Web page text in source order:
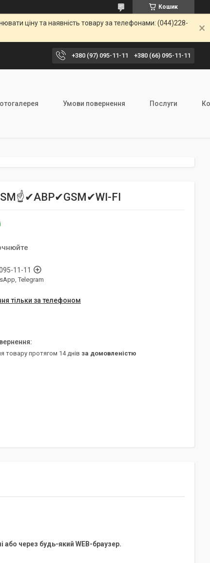
Кошик
ціну та наявність товару за телефонами: (044)228-
+380 (97) 095-11-11 +380 (66) 095-11-11
Умови повернення Послуги
FI
11-11
Telegram
тільки за телефоном
товару протягом 14 днів за домовленістю
через будь-який WEB-браузер.